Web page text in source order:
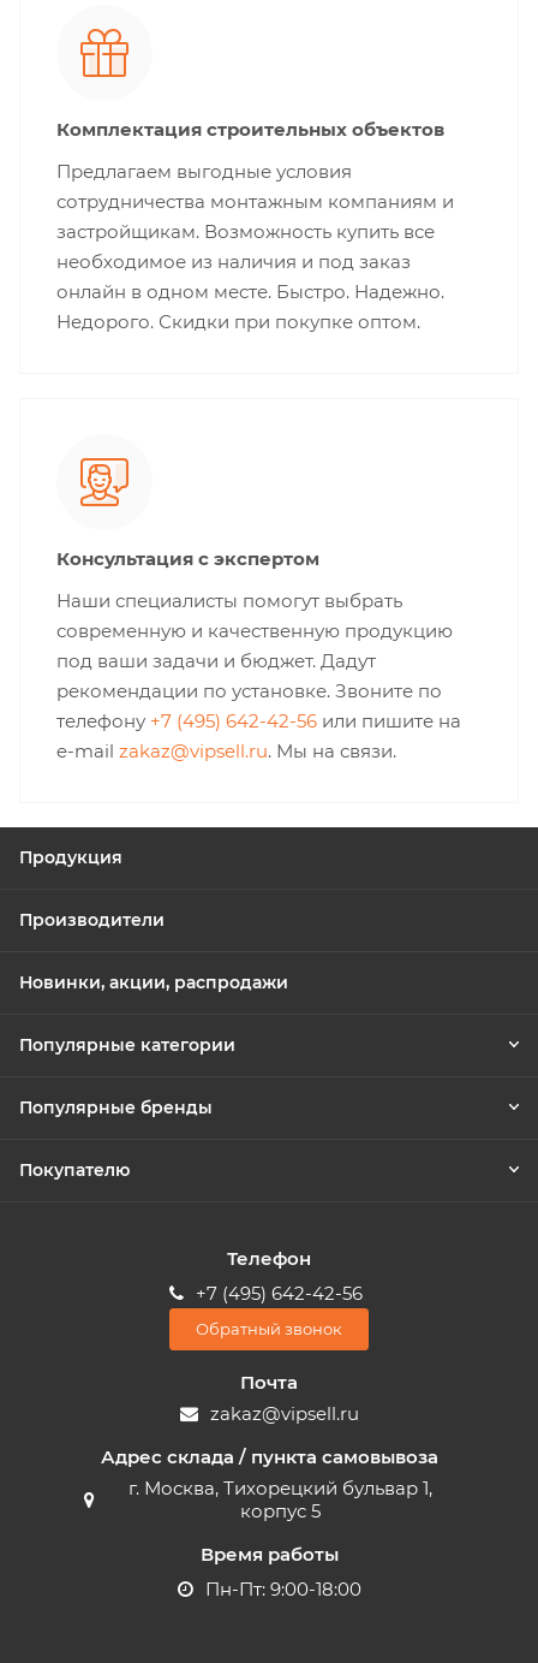
Комплектация строительных объектов
Предлагаем выгодные условия
сотрудничества монтажным компаниям и
застройщикам. Возможность купить все
необходимое из наличия и под заказ
онлайн в одном месте. Быстро. Надежно.
Недорого. Скидки при покупке оптом.
Консультация с экспертом
Наши специалисты помогут выбрать
современную и качественную продукцию
под ваши задачи и бюджет. Дадут
рекомендации по установке. Звоните по
телефону +7 (495) 642-42-56 или пишите на
e-mail zakaz@vipsell.ru. Мы на связи.
Продукция
Производители
Новинки, акции, распродажи
Популярные категории
Популярные бренды
Покупателю
Телефон
+7 (495) 642-42-56
Обратный звонок
Почта
zakaz@vipsell.ru
Адрес склада / пункта самовывоза
г. Москва, Тихорецкий бульвар 1,
корпус 5
Время работы
Пн-Пт: 9:00-18:00